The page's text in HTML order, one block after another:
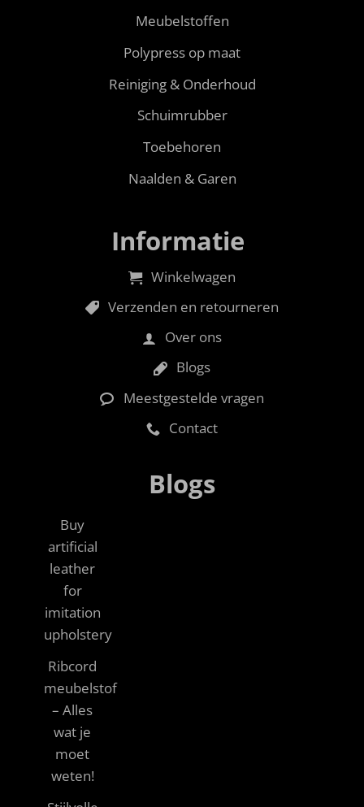
Meubelstoffen
Polypress op maat
Reiniging & Onderhoud
Schuimrubber
Toebehoren
Naalden & Garen
Informatie
Winkelwagen
Verzenden en retourneren
Over ons
Blogs
Meestgestelde vragen
Contact
Blogs
Buy
artificial
leather
for
imitation
upholstery
Ribcord
meubelstof
– Alles
wat je
moet
weten!